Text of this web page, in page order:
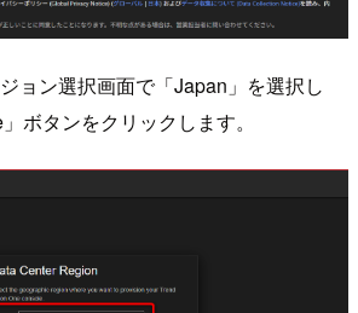
ョン選択画面で「Japan」を選択し
ボタンをクリックします。